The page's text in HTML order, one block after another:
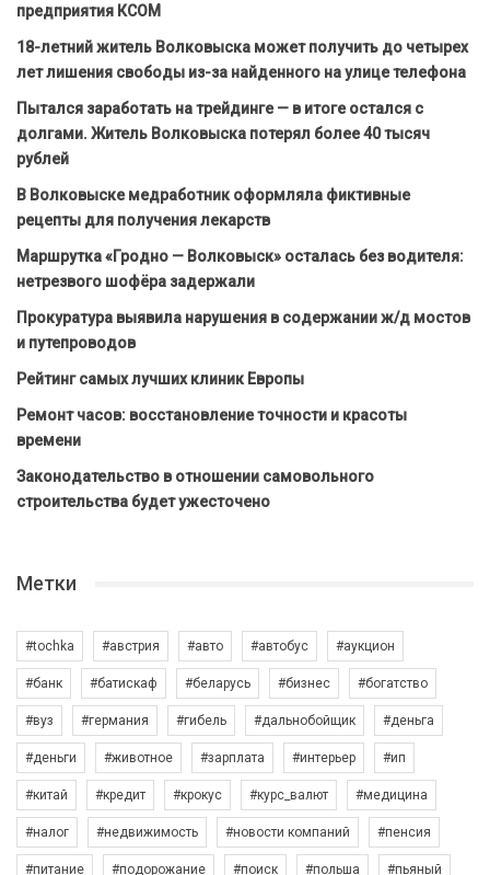
предприятия КСОМ
18-летний житель Волковыска может получить до четырех
лет лишения свободы из-за найденного на улице телефона
Пытался заработать на трейдинге — в итоге остался с
долгами. Житель Волковыска потерял более 40 тысяч
рублей
В Волковыске медработник оформляла фиктивные
рецепты для получения лекарств
Маршрутка «Гродно — Волковыск» осталась без водителя:
нетрезвого шофёра задержали
Прокуратура выявила нарушения в содержании ж/д мостов
и путепроводов
Рейтинг самых лучших клиник Европы
Ремонт часов: восстановление точности и красоты
времени
Законодательство в отношении самовольного
строительства будет ужесточено
Метки
#tochka #австрия #авто #автобус #аукцион
#банк #батискаф #беларусь #бизнес #богатство
#вуз #германия #гибель #дальнобойщик #деньга
#деньги #животное #зарплата #интерьер #ип
#китай #кредит #крокус #курс_валют #медицина
#налог #недвижимость #новости компаний #пенсия
#питание #подорожание #поиск #польша #пьяный